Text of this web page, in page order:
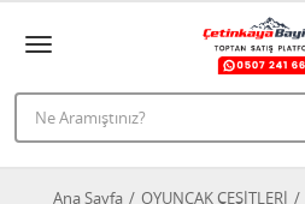
Ana Sayfa OYUNCAK ÇEŞİTLERİ